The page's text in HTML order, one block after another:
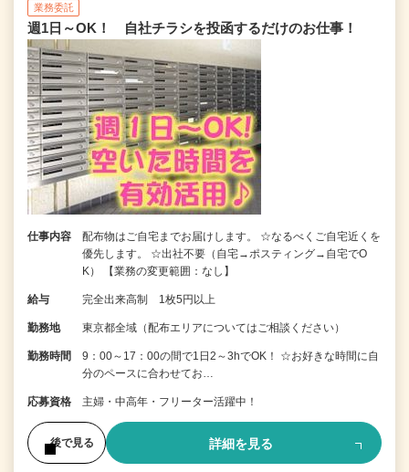
業務委託
週1日～OK！ 自社チラシを投函するだけのお仕事！
仕事内容
配布物はご自宅までお届けします。 ☆なるべくご自宅近くを
優先します。 ☆出社不要（自宅→ポスティング→自宅でO
K） 【業務の変更範囲：なし】
給与 完全出来高制 1枚5円以上
勤務地 東京都全域（配布エリアについてはご相談ください）
勤務時間
9：00～17：00の間で1日2～3hでOK！ ☆お好きな時間に自
分のペースに合わせてお…
応募資格 主婦・中高年・フリーター活躍中！
後で見る 詳細を見る